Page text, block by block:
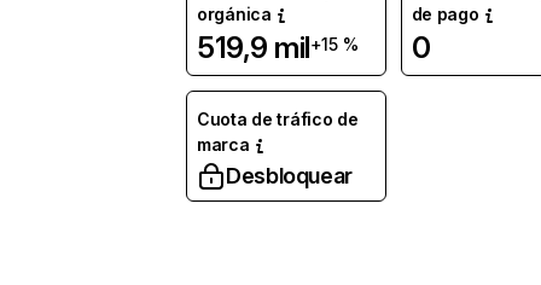
orgánica
519,9 mil+15 %
de pago
0
Cuota de tráfico de
marca
Desbloquear